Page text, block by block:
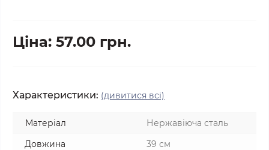
Ціна: 57.00 грн.
Характеристики: (дивитися всі)
Матеріал
Нержавіюча сталь
Довжина
39 см